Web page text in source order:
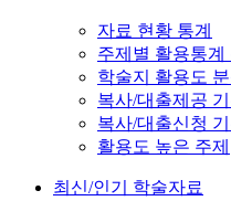
자료 현황 통계
주제별 활용통계
학술지 활용도
복사/대출제공
복사/대출신청
활용도 높은 주제
최신/인기 학술자료